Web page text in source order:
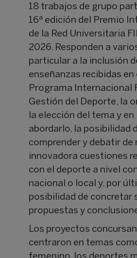
18 trabajos de grupo
16ª edición del Premio
de la Red Universitaria
2026. Responden a
particular a la inclusión
enseñanzas recibidas en
Programa Internacional
Gestión del Deporte, la
la elección del tema y
abordarlo, la posibilidad
comprender y debatir de
innovadora cuestiones
con el deporte a nivel
nacional o local y, por
posibilidad de concretar
propuestas y
Los proyectos
centraron en temas